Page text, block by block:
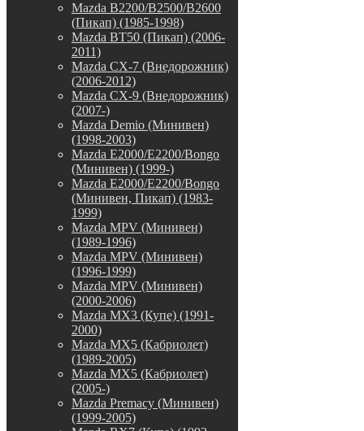
Mazda B2200/B2500/B2600
(Пикап) (1985-1998)
Mazda BT50 (Пикап) (2006-
2011)
Mazda CX-7 (Внедорожник)
(2006-2012)
Mazda CX-9 (Внедорожник)
(2007-)
Mazda Demio (Минивен)
(1998-2003)
Mazda E2000/E2200/Bongo
(Минивен) (1999-)
Mazda E2000/E2200/Bongo
(Минивен, Пикап) (1983-
1999)
Mazda MPV (Минивен)
(1989-1996)
Mazda MPV (Минивен)
(1996-1999)
Mazda MPV (Минивен)
(2000-2006)
Mazda MX3 (Купе) (1991-
2000)
Mazda MX5 (Кабриолет)
(1989-2005)
Mazda MX5 (Кабриолет)
(2005-)
Mazda Premacy (Минивен)
(1999-2005)